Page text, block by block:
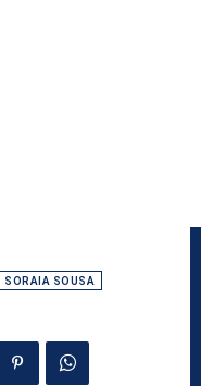
SORAIA SOUSA